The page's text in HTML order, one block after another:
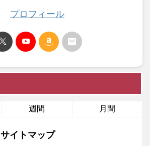
プロフィール
週間 月間
サイトマップ